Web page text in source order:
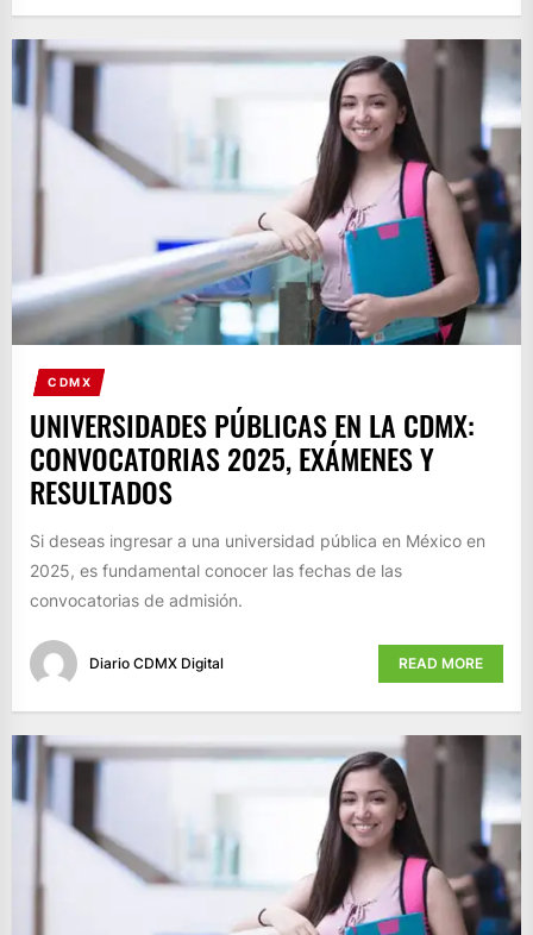
CDMX
UNIVERSIDADES PÚBLICAS EN LA CDMX:
CONVOCATORIAS 2025, EXÁMENES Y
RESULTADOS
Si deseas ingresar a una universidad pública en México en
2025, es fundamental conocer las fechas de las
convocatorias de admisión.
Diario CDMX Digital READ MORE